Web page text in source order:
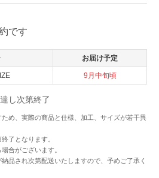
です
お届け予定
9月中旬頃
し次第終了
め、実際の商品と仕様、加工、サイズが若干異
了となります。
合がございます。
品され次第配送いたしますので、予めご了承く